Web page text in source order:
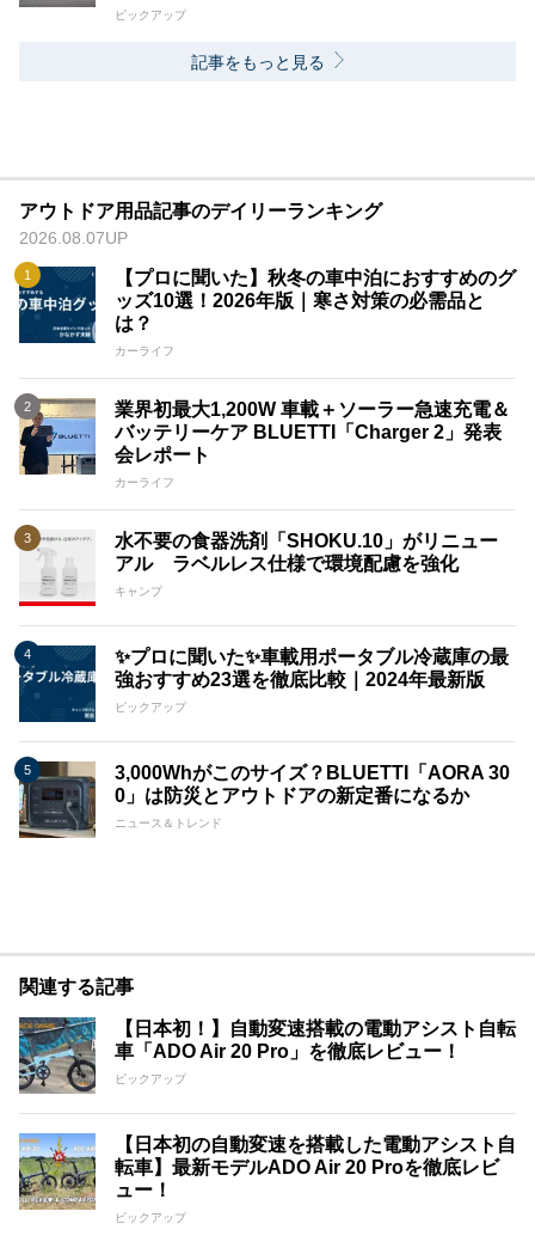
ピックアップ
記事をもっと見る
アウトドア用品記事のデイリーランキング
2026.08.07UP
【プロに聞いた】秋冬の車中泊におすすめのグ
ッズ10選！2026年版｜寒さ対策の必需品と
は？
カーライフ
業界初最大1,200W 車載＋ソーラー急速充電＆
バッテリーケア BLUETTI「Charger 2」発表
会レポート
カーライフ
水不要の食器洗剤「SHOKU.10」がリニュー
アル ラベルレス仕様で環境配慮を強化
キャンプ
✨プロに聞いた✨車載用ポータブル冷蔵庫の最
強おすすめ23選を徹底比較｜2024年最新版
ピックアップ
3,000Whがこのサイズ？BLUETTI「AORA 30
0」は防災とアウトドアの新定番になるか
ニュース＆トレンド
関連する記事
【日本初！】自動変速搭載の電動アシスト自転
車「ADO Air 20 Pro」を徹底レビュー！
ピックアップ
【日本初の自動変速を搭載した電動アシスト自
転車】最新モデルADO Air 20 Proを徹底レビ
ュー！
ピックアップ